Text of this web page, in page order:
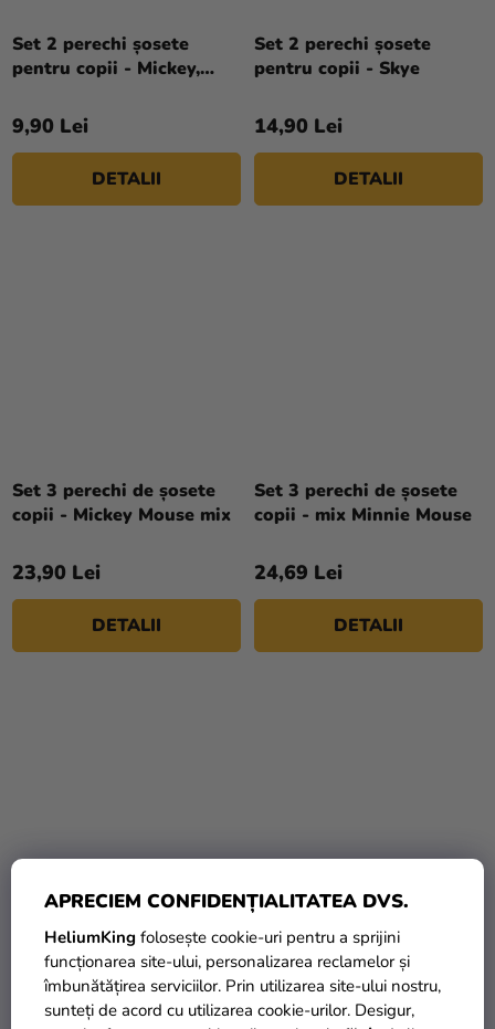
APRECIEM CONFIDENȚIALITATEA DVS.
HeliumKing folosește cookie-uri pentru a sprijini
funcționarea site-ului, personalizarea reclamelor și
îmbunătățirea serviciilor. Prin utilizarea site-ului nostru,
sunteți de acord cu utilizarea cookie-urilor. Desigur,
Set 2 perechi șosete
pentru copii - Mickey,
9,90 Lei
DETALII
Set 2 perechi șosete
pentru copii - Skye
14,90 Lei
DETALII
Set 3 perechi de șosete
copii - Mickey Mouse mix
23,90 Lei
DETALII
Set 3 perechi de șosete
copii - mix Minnie Mouse
24,69 Lei
DETALII
Set 3 perechi de șosete
copii - Peppa Pig mix roz
24,90 Lei
Set 3 perechi de șosete
copii - Peppa Pig mix
verde
24,90 Lei